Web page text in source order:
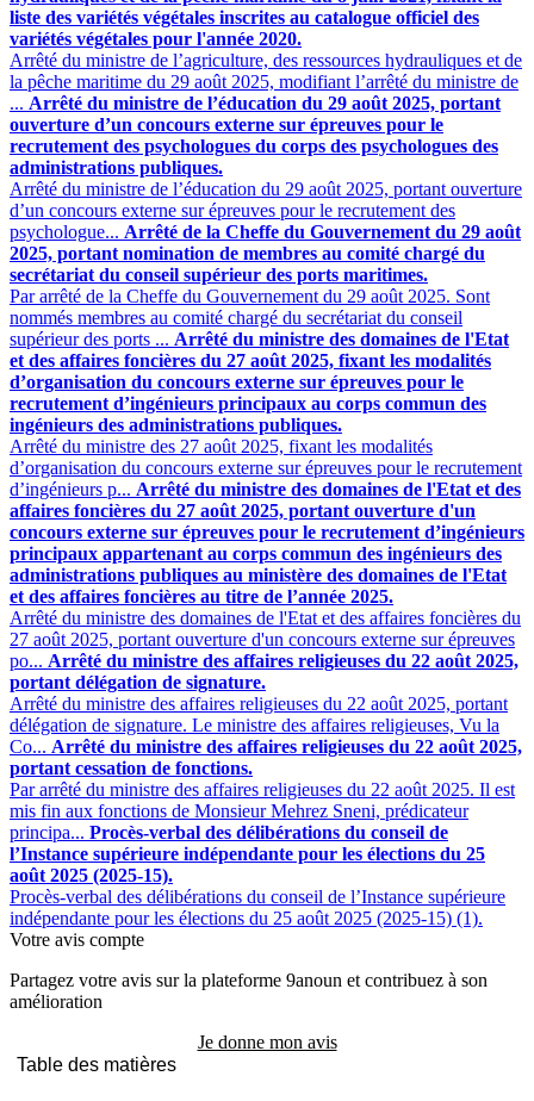
liste des variétés végétales inscrites au catalogue officiel des
variétés végétales pour l'année 2020.
Arrêté du ministre de l’agriculture, des ressources hydrauliques et de
la pêche maritime du 29 août 2025, modifiant l’arrêté du ministre de
... Arrêté du ministre de l’éducation du 29 août 2025, portant
ouverture d’un concours externe sur épreuves pour le
recrutement des psychologues du corps des psychologues des
administrations publiques.
Arrêté du ministre de l’éducation du 29 août 2025, portant ouverture
d’un concours externe sur épreuves pour le recrutement des
psychologue... Arrêté de la Cheffe du Gouvernement du 29 août
2025, portant nomination de membres au comité chargé du
secrétariat du conseil supérieur des ports maritimes.
Par arrêté de la Cheffe du Gouvernement du 29 août 2025. Sont
nommés membres au comité chargé du secrétariat du conseil
supérieur des ports ... Arrêté du ministre des domaines de l'Etat
et des affaires foncières du 27 août 2025, fixant les modalités
d’organisation du concours externe sur épreuves pour le
recrutement d’ingénieurs principaux au corps commun des
ingénieurs des administrations publiques.
Arrêté du ministre des 27 août 2025, fixant les modalités
d’organisation du concours externe sur épreuves pour le recrutement
d’ingénieurs p... Arrêté du ministre des domaines de l'Etat et des
affaires foncières du 27 août 2025, portant ouverture d'un
concours externe sur épreuves pour le recrutement d’ingénieurs
principaux appartenant au corps commun des ingénieurs des
administrations publiques au ministère des domaines de l'Etat
et des affaires foncières au titre de l’année 2025.
Arrêté du ministre des domaines de l'Etat et des affaires foncières du
27 août 2025, portant ouverture d'un concours externe sur épreuves
po... Arrêté du ministre des affaires religieuses du 22 août 2025,
portant délégation de signature.
Arrêté du ministre des affaires religieuses du 22 août 2025, portant
délégation de signature. Le ministre des affaires religieuses, Vu la
Co... Arrêté du ministre des affaires religieuses du 22 août 2025,
portant cessation de fonctions.
Par arrêté du ministre des affaires religieuses du 22 août 2025. Il est
mis fin aux fonctions de Monsieur Mehrez Sneni, prédicateur
principa... Procès-verbal des délibérations du conseil de
l’Instance supérieure indépendante pour les élections du 25
août 2025 (2025-15).
Procès-verbal des délibérations du conseil de l’Instance supérieure
indépendante pour les élections du 25 août 2025 (2025-15) (1).
Votre avis compte
Partagez votre avis sur la plateforme 9anoun et contribuez à son
amélioration
Je donne mon avis
Table des matières